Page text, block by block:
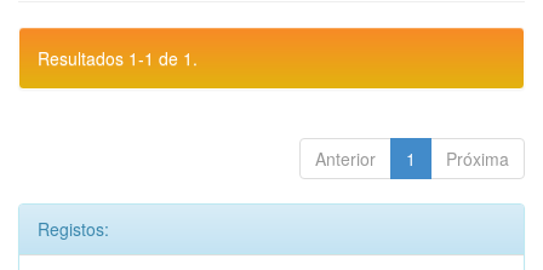
Resultados 1-1 de 1.
Anterior 1 Próxima
Registos: